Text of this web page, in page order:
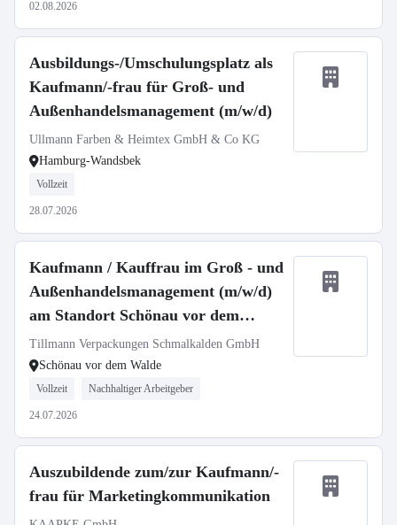
02.08.2026
Ausbildungs-/Umschulungsplatz als
Kaufmann/-frau für Groß- und
Außenhandelsmanagement (m/w/d)
Ullmann Farben & Heimtex GmbH & Co KG
Hamburg-Wandsbek
Vollzeit
28.07.2026
Kaufmann / Kauffrau im Groß - und
Außenhandelsmanagement (m/w/d)
am Standort Schönau vor dem
Walde
Tillmann Verpackungen Schmalkalden GmbH
Schönau vor dem Walde
Vollzeit Nachhaltiger Arbeitgeber
24.07.2026
Auszubildende zum/zur Kaufmann/-
frau für Marketingkommunikation